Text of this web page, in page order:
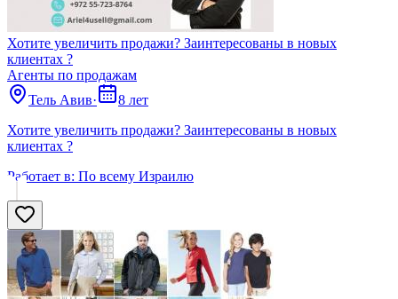
Хотите увеличить продажи? Заинтересованы в новых
клиентах ?
Агенты по продажам
Тель Авив·
8 лет
Хотите увеличить продажи? Заинтересованы в новых
клиентах ?
Работает в: По всему Израилю